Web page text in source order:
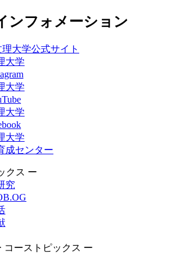
ンフォメーション
大学
大学
大学
大学
成センター
クス ー
究
コーストピックス ー